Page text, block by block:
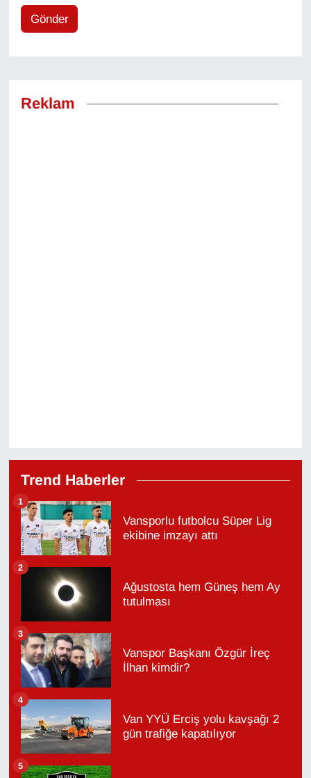
Gönder
Reklam
Trend Haberler
Vansporlu futbolcu Süper Lig
ekibine imzayı attı
1
Ağustosta hem Güneş hem Ay
tutulması
2
Vanspor Başkanı Özgür İreç
İlhan kimdir?
3
Van YYÜ Erciş yolu kavşağı 2
gün trafiğe kapatılıyor
4
5